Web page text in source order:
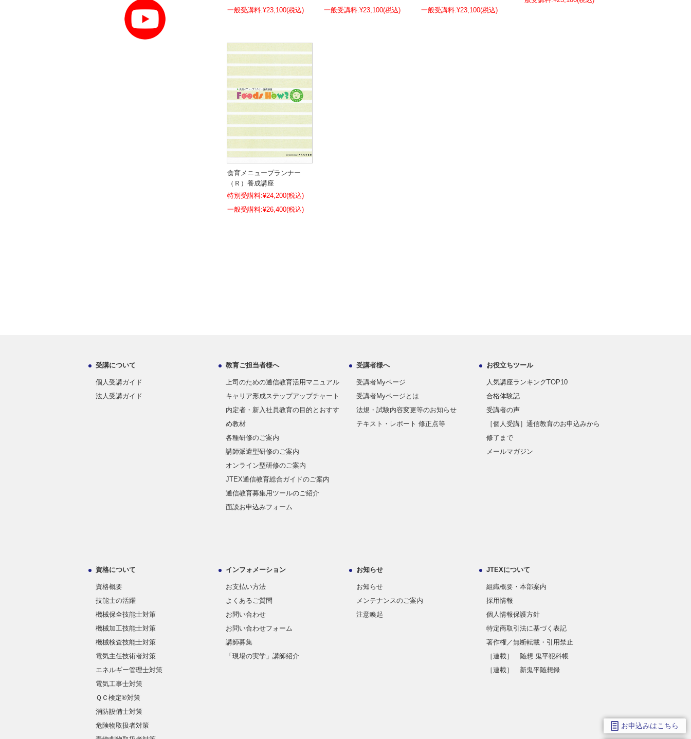
お申込みはこちら
¥23,100(税込)
¥23,100(税込)
¥23,100(税込)
食育メニュープランナー
（Ｒ）養成講座
特別受講料:¥24,200(税込)
¥26,400(税込)
受講について
個人受講ガイド
法人受講ガイド
教育ご担当者様へ
上司のための通信教育活用マニュアル
キャリア形成ステップアップチャート
内定者・新入社員教育の目的とおすす
め教材
各種研修のご案内
講師派遣型研修のご案内
オンライン型研修のご案内
JTEX通信教育総合ガイドのご案内
通信教育募集用ツールのご紹介
面談お申込みフォーム
受講者様へ
受講者Myページ
受講者Myページとは
法規・試験内容変更等のお知らせ
テキスト・レポート 修正点等
お役立ちツール
人気講座ランキングTOP10
合格体験記
受講者の声
［個人受講］通信教育のお申込みから
修了まで
メールマガジン
資格について
資格概要
技能士の活躍
機械保全技能士対策
機械加工技能士対策
機械検査技能士対策
電気主任技術者対策
エネルギー管理士対策
電気工事士対策
ＱＣ検定®対策
消防設備士対策
危険物取扱者対策
インフォメーション
お支払い方法
よくあるご質問
お問い合わせ
お問い合わせフォーム
講師募集
「現場の実学」講師紹介
お知らせ
お知らせ
メンテナンスのご案内
注意喚起
JTEXについて
組織概要・本部案内
採用情報
個人情報保護方針
特定商取引法に基づく表記
著作権／無断転載・引用禁止
［連載］ 随想 鬼平犯科帳
［連載］ 新鬼平随想録